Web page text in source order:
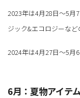
2023年は4月28日～5月
ジック&エコロジーなど
2024年は4月27日～5月
6月：夏物アイテ